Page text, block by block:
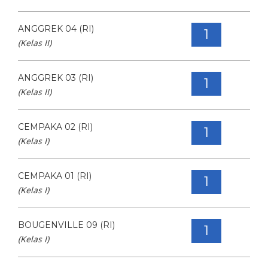
ANGGREK 04 (RI)
(Kelas II)
1
ANGGREK 03 (RI)
(Kelas II)
1
CEMPAKA 02 (RI)
(Kelas I)
1
CEMPAKA 01 (RI)
(Kelas I)
1
BOUGENVILLE 09 (RI)
(Kelas I)
1